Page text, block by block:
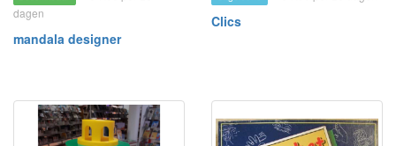
dagen
mandala designer
Clics